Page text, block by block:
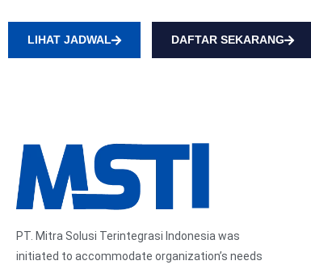
LIHAT JADWAL DAFTAR SEKARANG
PT. Mitra Solusi Terintegrasi Indonesia was
initiated to accommodate organization’s needs